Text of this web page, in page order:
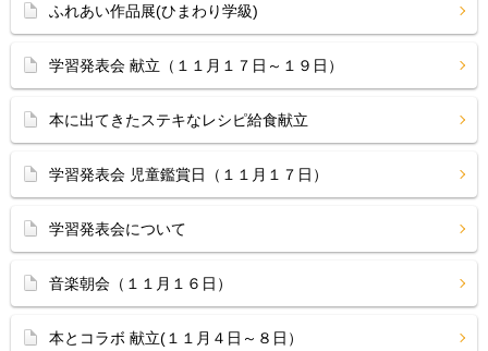
ふれあい作品展(ひまわり学級)
学習発表会 献立（１１月１７日～１９日）
本に出てきたステキなレシピ給食献立
学習発表会 児童鑑賞日（１１月１７日）
学習発表会について
音楽朝会（１１月１６日）
本とコラボ 献立(１１月４日～８日）